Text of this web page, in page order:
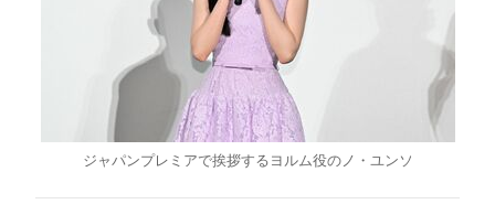
ジャパンプレミアで挨拶するヨルム役のノ・ユンソ